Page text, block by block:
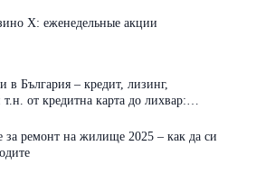
Х: еженедельные акции
в България – кредит, лизинг,
от кредитна карта до лихвар:
за ремонт на жилище 2025 – как да си